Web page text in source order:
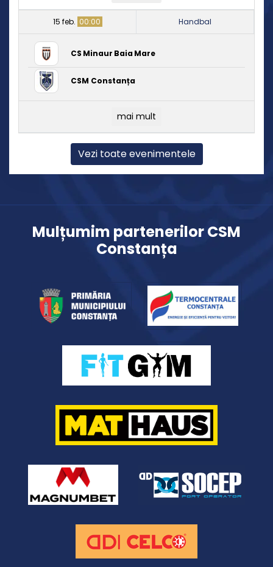
15 feb. 00:00 Handbal
CS Minaur Baia Mare
CSM Constanța
mai mult
Vezi toate evenimentele
Mulțumim partenerilor CSM
Constanța